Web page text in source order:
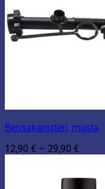
Bensakanisteri, musta
12,90 € – 29,90 €
29,90 €